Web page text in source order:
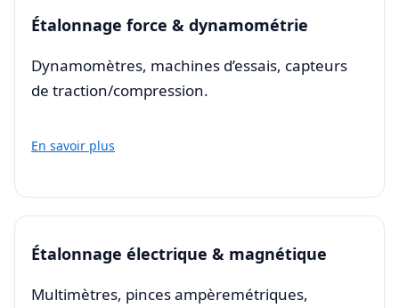
Étalonnage force & dynamométrie
Dynamomètres, machines d’essais, capteurs
de traction/compression.
En savoir plus
Étalonnage électrique & magnétique
Multimètres, pinces ampèremétriques,